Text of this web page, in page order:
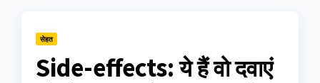
सेहत
Side-effects: ये हैं वो दवाएं